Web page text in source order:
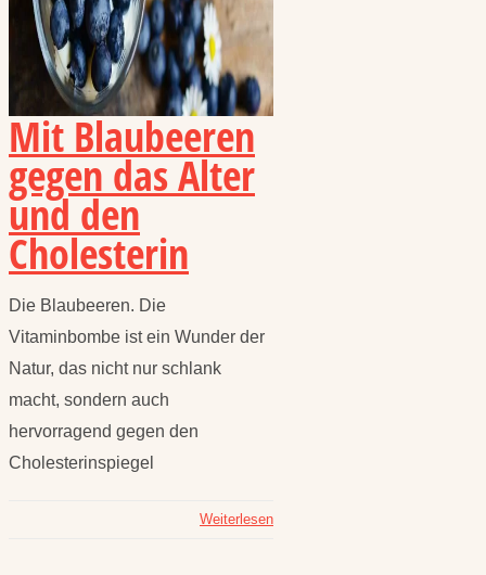
Mit Blaubeeren
gegen das Alter
und den
Cholesterin
Die Blaubeeren. Die
Vitaminbombe ist ein Wunder der
Natur, das nicht nur schlank
macht, sondern auch
hervorragend gegen den
Cholesterinspiegel
Weiterlesen